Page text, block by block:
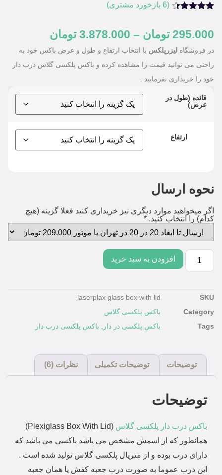
در
امتیازدهی
مشتری
(
6 بازخورد مشتری)
295.000 تومان –
3.878.000 تومان
در فروشگاه لیزرپلکس با انتخاب ارتفاع و طول و عرض باکس خود به
راحتی می توانید قیمت را مشاهده کرده و باکس پلکسی گلاس درب دار
خود را خریداری نفرمایید .
قائده (طول در
عرض)
ارتفاع
نحوه ارسال
اگر میخواهید موارد دیگری نیز خریداری کنید فعلا گزینه (هیچ
کدام) را انتخاب کنید. *
افزودن به سبد خرید
SKU
laserplax glass box with lid
Category
باکس پلکسی گلاس
Tags
باکس پلکسی در دار باکس پلکسی درب دار
توضیحات توضیحات تکمیلی نظرات (6)
توضیحات
باکس درب دار پلکسی گلاس
(Plexiglass Box With Lid)
همانطور که از اسمش مشخص می باشد باکسی می باشد که
دارای درب بوده و از متریال پلکسی گلاس تولید شده است .
این درب عموما به صورت درب جعبه کفش یا همان جعبه